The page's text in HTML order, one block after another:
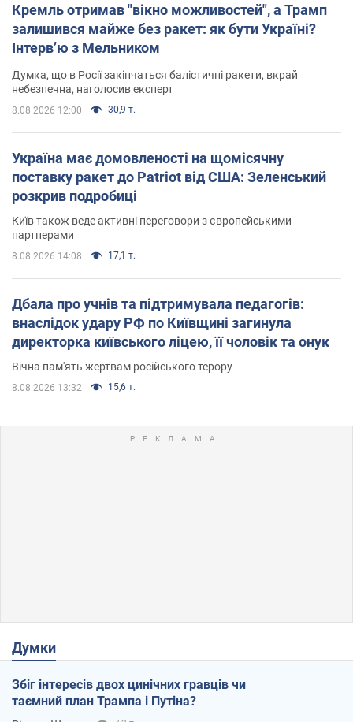
Кремль отримав "вікно можливостей", а Трамп
залишився майже без ракет: як бути Україні?
Інтерв’ю з Мельником
Думка, що в Росії закінчаться балістичні ракети, вкрай
небезпечна, наголосив експерт
8.08.2026 12:00 30,9 т.
Україна має домовленості на щомісячну
поставку ракет до Patriot від США: Зеленський
розкрив подробиці
Київ також веде активні переговори з європейськими
партнерами
8.08.2026 14:08 17,1 т.
Дбала про учнів та підтримувала педагогів:
внаслідок удару РФ по Київщині загинула
директорка київського ліцею, її чоловік та онук
Вічна пам'ять жертвам російського терору
8.08.2026 13:32 15,6 т.
Думки
Збіг інтересів двох цинічних гравців чи
таємний план Трампа і Путіна?